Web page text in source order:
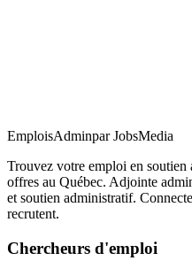
EmploisAdminpar JobsMedia
Trouvez votre emploi en
offres au Québec. Adjointe
et soutien administratif.
recrutent.
Chercheurs d'emploi